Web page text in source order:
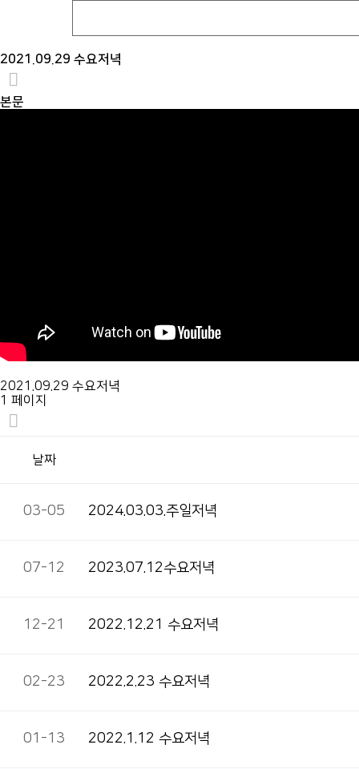
2021.09.29 수요저녁
본문
2021.09.29 수요저녁
1 페이지
날짜
03-05 2024.03.03.주일저녁
07-12 2023.07.12수요저녁
12-21 2022.12.21 수요저녁
02-23 2022.2.23 수요저녁
01-13 2022.1.12 수요저녁